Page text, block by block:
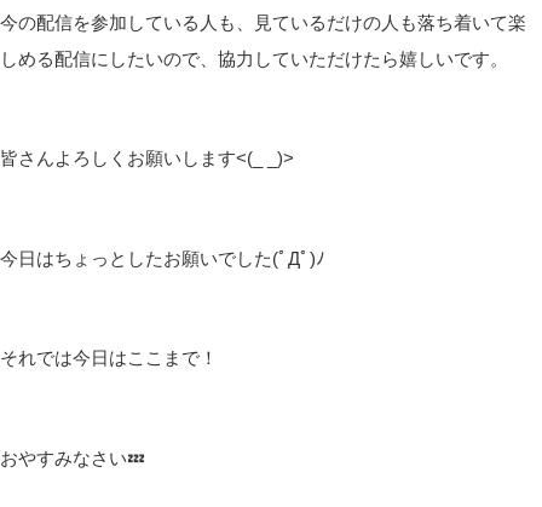
今の配信を参加している人も、見ているだけの人も落ち着いて楽
しめる配信にしたいので、協力していただけたら嬉しいです。
皆さんよろしくお願いします<(_ _)>
今日はちょっとしたお願いでした(ﾟДﾟ)ﾉ
それでは今日はここまで！
おやすみなさい💤